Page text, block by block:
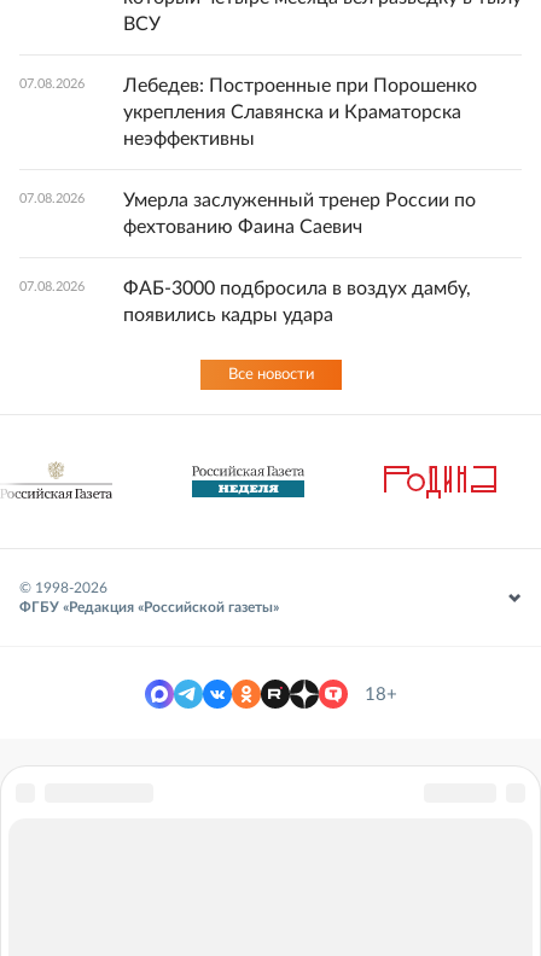
ВСУ
07.08.2026
Лебедев: Построенные при Порошенко
укрепления Славянска и Краматорска
неэффективны
07.08.2026
Умерла заслуженный тренер России по
фехтованию Фаина Саевич
07.08.2026
ФАБ-3000 подбросила в воздух дамбу,
появились кадры удара
Все новости
© 1998-2026
ФГБУ «Редакция «Российской газеты»
18+